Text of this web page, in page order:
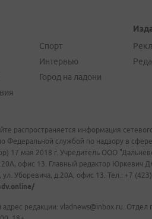
Спорт
Интервью
Город на ладони
распространяется информация
Федеральной службой по надзору в
17 мая 2018 г. Учредитель ООО
офис 13. Главный редактор Юркевич
ул. Уборевича, д.20А, офис 13. Тел.: +7
адрес редакции: vladnews@inbox.ru.